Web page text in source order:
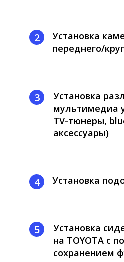
2
Установка
переднего/
Установка
мультимедиа
TV-тюнеры,
аксессуары)
3
4 Установка
Установка
на TOYOTA с
сохранением
5